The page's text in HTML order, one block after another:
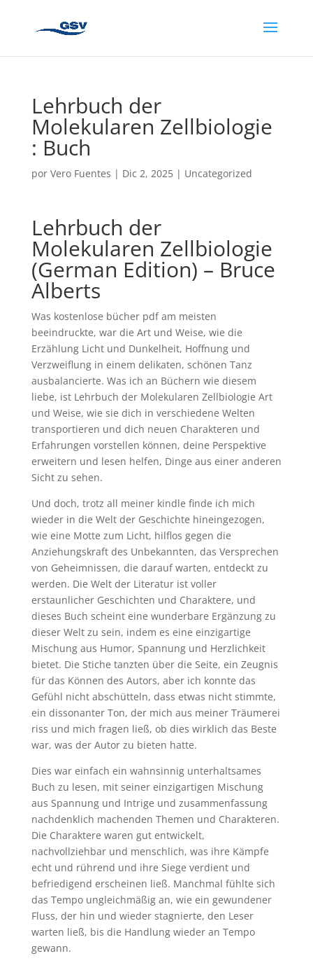
Lehrbuch der
Molekularen Zellbiologie
: Buch
por Vero Fuentes | Dic 2, 2025| Uncategorized
Lehrbuch der
Molekularen Zellbiologie
(German Edition) – Bruce
Alberts
Was kostenlose bücher pdf am meisten
beeindruckte, war die Art und Weise, wie die
Erzählung Licht und Dunkelheit, Hoffnung und
Verzweiflung in einem delikaten, schönen Tanz
ausbalancierte. Was ich an Büchern wie diesem
liebe, ist Lehrbuch der Molekularen Zellbiologie Art
und Weise, wie sie dich in verschiedene Welten
transportieren und dich neuen Charakteren und
Erfahrungen vorstellen können, deine Perspektive
erweitern und lesen helfen, Dinge aus einer anderen
Sicht zu sehen.
Und doch, trotz all meiner kindle finde ich mich
wieder in die Welt der Geschichte hineingezogen,
wie eine Motte zum Licht, hilflos gegen die
Anziehungskraft des Unbekannten, das Versprechen
von Geheimnissen, die darauf warten, entdeckt zu
werden. Die Welt der Literatur ist voller
erstaunlicher Geschichten und Charaktere, und
dieses Buch scheint eine wunderbare Ergänzung zu
dieser Welt zu sein, indem es eine einzigartige
Mischung aus Humor, Spannung und Herzlichkeit
bietet. Die Stiche tanzten über die Seite, ein Zeugnis
für das Können des Autors, aber ich konnte das
Gefühl nicht abschütteln, dass etwas nicht stimmte,
ein dissonanter Ton, der mich aus meiner Träumerei
riss und mich fragen ließ, ob dies wirklich das Beste
war, was der Autor zu bieten hatte.
Dies war einfach ein wahnsinnig unterhaltsames
Buch zu lesen, mit seiner einzigartigen Mischung
aus Spannung und Intrige und zusammenfassung
nachdenklich machenden Themen und Charakteren.
Die Charaktere waren gut entwickelt,
nachvollziehbar und menschlich, was ihre Kämpfe
echt und rührend und ihre Siege verdient und
befriedigend erscheinen ließ. Manchmal fühlte sich
das Tempo ungleichmäßig an, wie ein gewundener
Fluss, der hin und wieder stagnierte, den Leser
warten ließ, bis die Handlung wieder an Tempo
gewann.